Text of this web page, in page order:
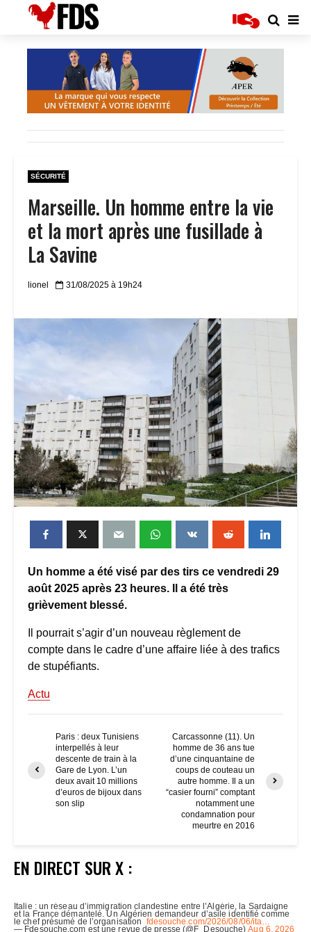
SÉCURITÉ
Marseille. Un homme entre la vie
et la mort après une fusillade à
La Savine
lionel 31/08/2025 à 19h24
Un homme a été visé par des tirs ce vendredi 29
août 2025 après 23 heures. Il a été très
grièvement blessé.
Il pourrait s’agir d’un nouveau règlement de
compte dans le cadre d’une affaire liée à des trafics
de stupéfiants.
Actu
Paris : deux Tunisiens
interpellés à leur
descente de train à la
Gare de Lyon. L’un
deux avait 10 millions
d’euros de bijoux dans
son slip
Carcassonne (11). Un
homme de 36 ans tue
d’une cinquantaine de
coups de couteau un
autre homme. Il a un
“casier fourni” comptant
notamment une
condamnation pour
meurtre en 2016
EN DIRECT SUR X :